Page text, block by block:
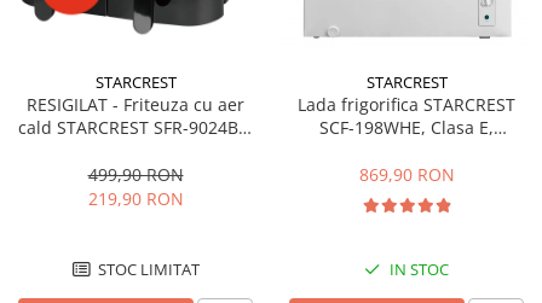
STARCREST
RESIGILAT - Friteuza cu aer
cald STARCREST SFR-9024BK,
Termostat 80 - 200 °C, 12
programe, Negru
499,90 RON
219,90 RON
STOC LIMITAT
STARCREST
Lada frigorifica STARCREST
SCF-198WHE, Clasa E,
convertibil - functie frigider,
Termostat reglabil, Alb
869,90 RON
IN STOC